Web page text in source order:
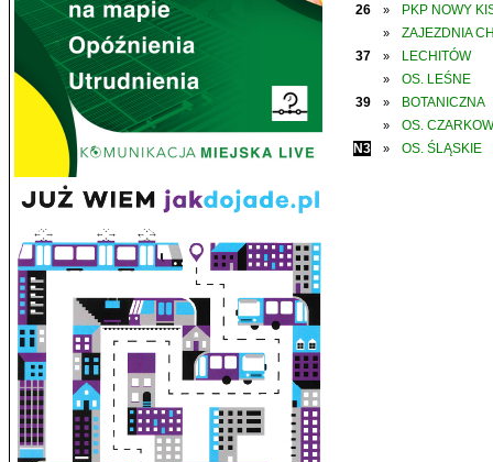
26
» PKP NOWY
»
ZAJEZDNIA
37
» LECHITÓW
»
OS. LEŚNE
39
» BOTANICZNA
»
OS.
N3
» OS. ŚLĄSKIE